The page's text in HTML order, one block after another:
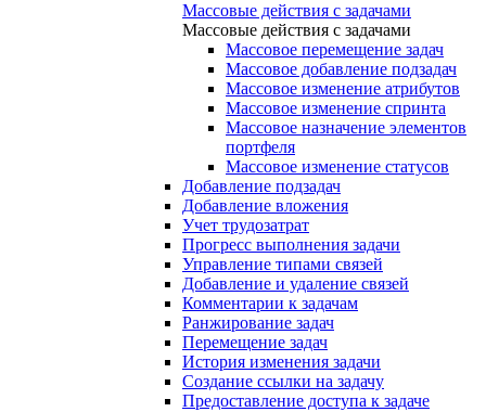
Массовые действия с задачами
Массовые действия с задачами
Массовое перемещение задач
Массовое добавление подзадач
Массовое изменение атрибутов
Массовое изменение спринта
Массовое назначение элементов
портфеля
Массовое изменение статусов
Добавление подзадач
Добавление вложения
Учет трудозатрат
Прогресс выполнения задачи
Управление типами связей
Добавление и удаление связей
Комментарии к задачам
Ранжирование задач
Перемещение задач
История изменения задачи
Создание ссылки на задачу
Предоставление доступа к задаче